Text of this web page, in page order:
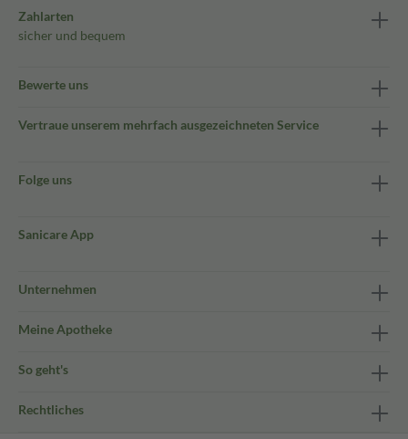
Zahlarten
sicher und bequem
Bewerte uns
Vertraue unserem mehrfach ausgezeichneten Service
Folge uns
Sanicare App
Unternehmen
Meine Apotheke
So geht's
Rechtliches